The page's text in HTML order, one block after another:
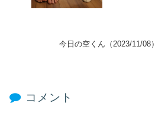
今日の空くん（2023/11/08）
コメント